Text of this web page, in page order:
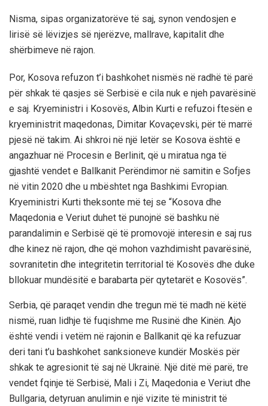
Nisma, sipas organizatorëve të saj, synon vendosjen e
lirisë së lëvizjes së njerëzve, mallrave, kapitalit dhe
shërbimeve në rajon.
Por, Kosova refuzon t’i bashkohet nismës në radhë të parë
për shkak të qasjes së Serbisë e cila nuk e njeh pavarësinë
e saj. Kryeministri i Kosovës, Albin Kurti e refuzoi ftesën e
kryeministrit maqedonas, Dimitar Kovaçevski, për të marrë
pjesë në takim. Ai shkroi në një letër se Kosova është e
angazhuar në Procesin e Berlinit, që u miratua nga të
gjashtë vendet e Ballkanit Perëndimor në samitin e Sofjes
në vitin 2020 dhe u mbështet nga Bashkimi Evropian.
Kryeministri Kurti theksonte më tej se “Kosova dhe
Maqedonia e Veriut duhet të punojnë së bashku në
parandalimin e Serbisë që të promovojë interesin e saj rus
dhe kinez në rajon, dhe që mohon vazhdimisht pavarësinë,
sovranitetin dhe integritetin territorial të Kosovës dhe duke
bllokuar mundësitë e barabarta për qytetarët e Kosovës”.
Serbia, që paraqet vendin dhe tregun më të madh në këtë
nismë, ruan lidhje të fuqishme me Rusinë dhe Kinën. Ajo
është vendi i vetëm në rajonin e Ballkanit që ka refuzuar
deri tani t’u bashkohet sanksioneve kundër Moskës për
shkak te agresionit të saj në Ukrainë. Një ditë më parë, tre
vendet fqinje të Serbisë, Mali i Zi, Maqedonia e Veriut dhe
Bullgaria, detyruan anulimin e një vizite të ministrit të